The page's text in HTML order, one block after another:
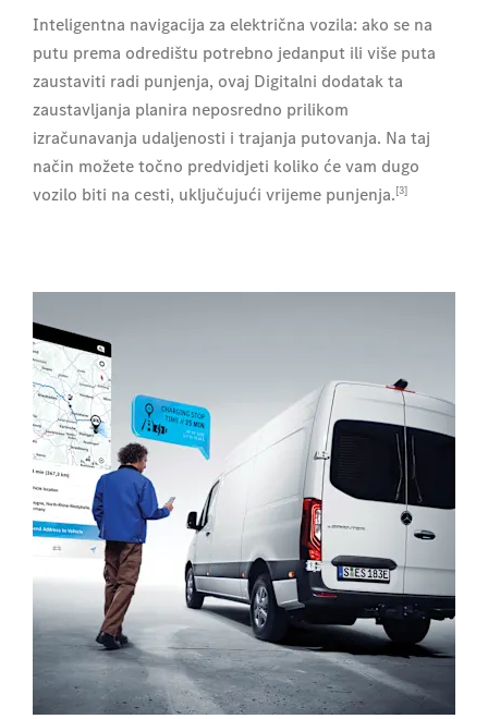
Inteligentna navigacija za električna vozila: ako se na
putu prema odredištu potrebno jedanput ili više puta
zaustaviti radi punjenja, ovaj Digitalni dodatak ta
zaustavljanja planira neposredno prilikom
izračunavanja udaljenosti i trajanja putovanja. Na taj
način možete točno predvidjeti koliko će vam dugo
vozilo biti na cesti, uključujući vrijeme punjenja.[3]